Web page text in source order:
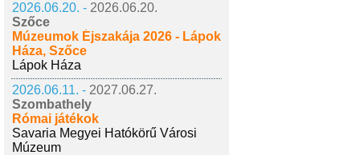
2026.06.20. - 2026.06.20.
Szőce
Múzeumok Éjszakája 2026 - Lápok
Háza, Szőce
Lápok Háza
2026.06.11. - 2027.06.27.
Szombathely
Római játékok
Savaria Megyei Hatókörű Városi
Múzeum